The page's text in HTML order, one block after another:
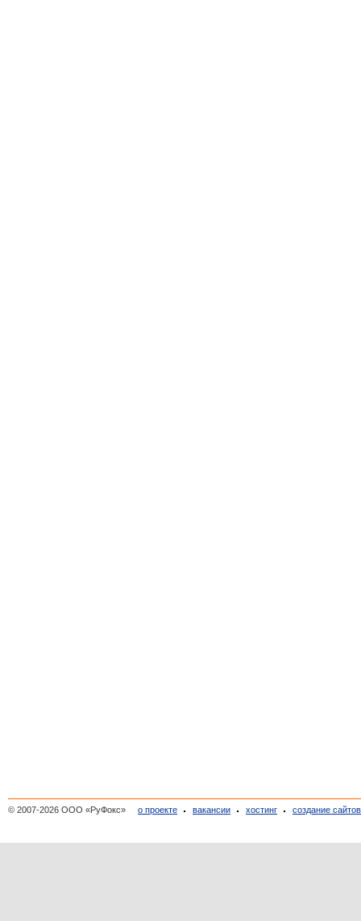
© 2007-2026 ООО «РуФокс» о проекте вакансии хостинг создание сайтов